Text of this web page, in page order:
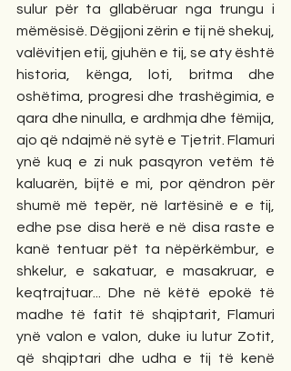
sulur për ta gllabëruar nga trungu i
mëmësisë. Dëgjjoni zërin e tij në shekuj,
valëvitjen etij, gjuhën e tij, se aty është
historia, kënga, loti, britma dhe
oshëtima, progresi dhe trashëgimia, e
qara dhe ninulla, e ardhmja dhe fëmija,
ajo që ndajmë në sytë e Tjetrit. Flamuri
ynë kuq e zi nuk pasqyron vetëm të
kaluarën, bijtë e mi, por qëndron për
shumë më tepër, në lartësinë e e tij,
edhe pse disa herë e në disa raste e
kanë tentuar pët ta nëpërkëmbur, e
shkelur, e sakatuar, e masakruar, e
keqtrajtuar... Dhe në këtë epokë të
madhe të fatit të shqiptarit, Flamuri
ynë valon e valon, duke iu lutur Zotit,
që shqiptari dhe udha e tij të kenë